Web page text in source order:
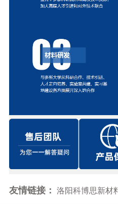
友情链接： 洛阳科博思新材